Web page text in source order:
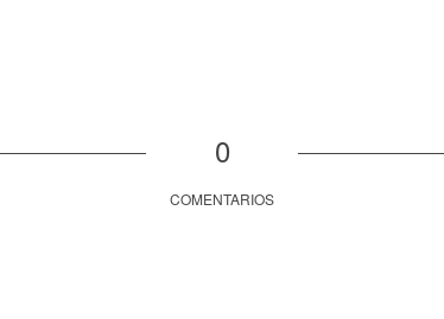
0
COMENTARIOS